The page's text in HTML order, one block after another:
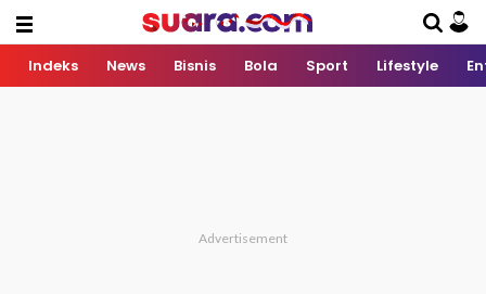
Indeks News Bisnis Bola Sport Lifestyle